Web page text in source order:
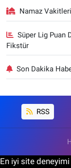
Namaz Vakitleri
Süper Lig Puan
Fikstür
Son Dakika
RSS
En iyi site